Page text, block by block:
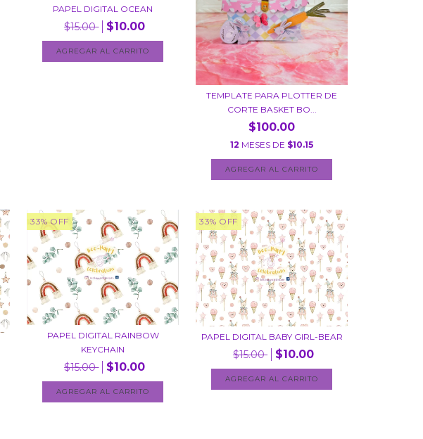
PAPEL DIGITAL OCEAN
$15.00 $10.00
TEMPLATE PARA PLOTTER DE
CORTE BASKET BO...
$100.00
12 MESES DE $10.15
33% OFF
PAPEL DIGITAL RAINBOW
KEYCHAIN
$15.00 $10.00
33% OFF
PAPEL DIGITAL BABY GIRL-BEAR
$15.00 $10.00